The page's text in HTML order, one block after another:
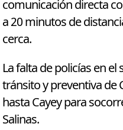
comunicación directa
a 20 minutos de
cerca.
La falta de policías en
tránsito y preventiva de
hasta Cayey para
Salinas.